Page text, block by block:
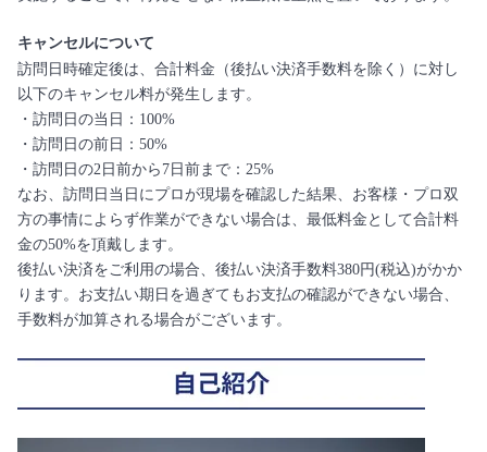
キャンセルについて
訪問日時確定後は、合計料金（後払い決済手数料を除く）に対し
以下のキャンセル料が発生します。
・訪問日の当日：100%
・訪問日の前日：50%
・訪問日の2日前から7日前まで：25%
なお、訪問日当日にプロが現場を確認した結果、お客様・プロ双
方の事情によらず作業ができない場合は、最低料金として合計料
金の50%を頂戴します。
後払い決済をご利用の場合、後払い決済手数料380円(税込)がかか
ります。お支払い期日を過ぎてもお支払の確認ができない場合、
手数料が加算される場合がございます。